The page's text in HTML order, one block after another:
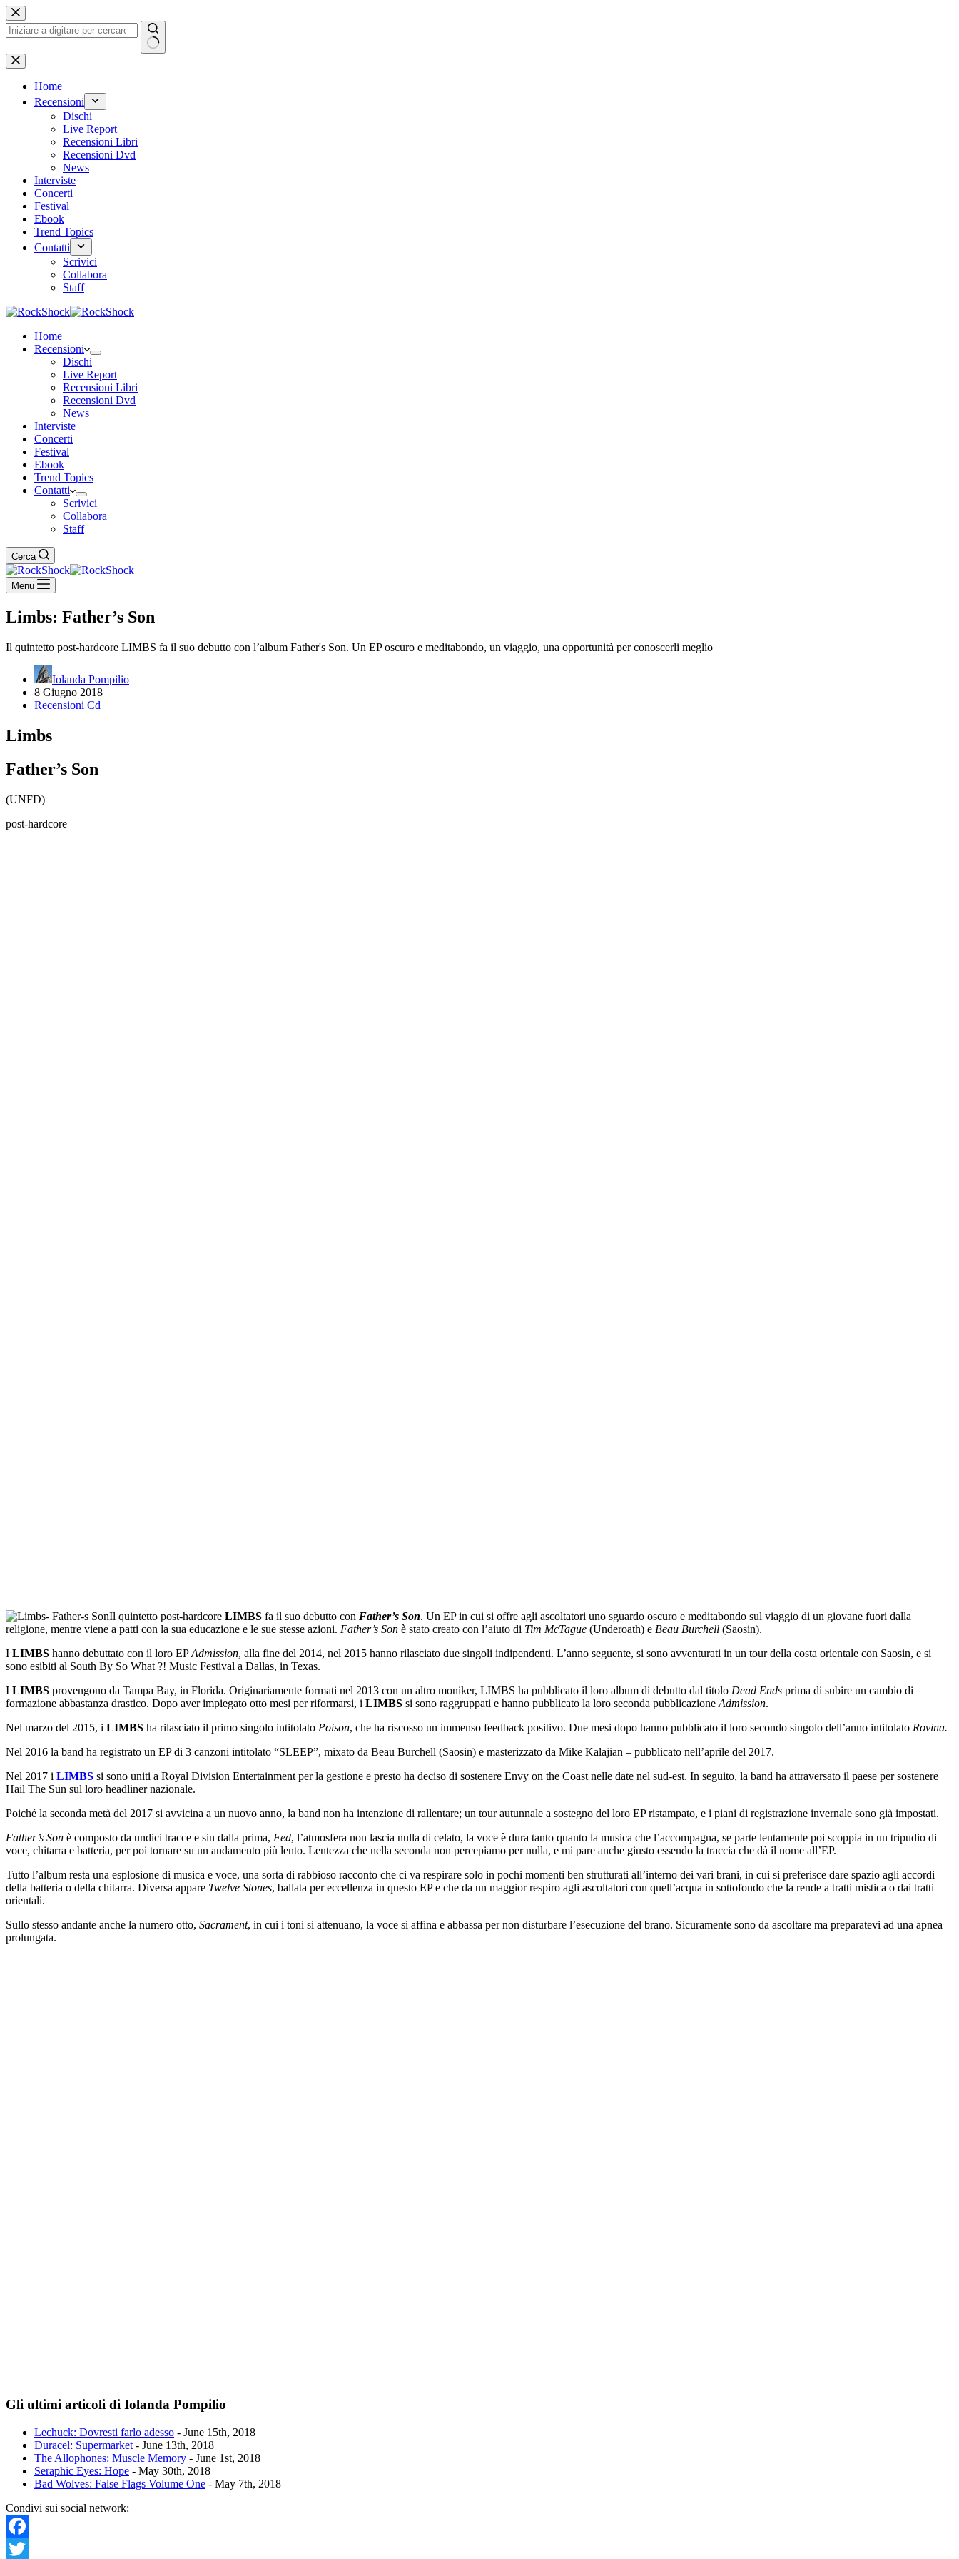
Salta
al
contenuto
Nessun
risultato
Home
Recensioni
Dischi
Live Report
Recensioni Libri
Recensioni Dvd
News
Interviste
Concerti
Festival
Ebook
Trend Topics
Contatti
Scrivici
Collabora
Staff
Home
Recensioni
Dischi
Live Report
Recensioni Libri
Recensioni Dvd
News
Interviste
Concerti
Festival
Ebook
Trend Topics
Contatti
Scrivici
Collabora
Staff
Cerca
Menu
Limbs: Father’s Son
Il quintetto post-hardcore LIMBS fa il suo debutto con l’album Father's Son. Un EP oscuro e meditabondo, un viaggio, una opportunità per conoscerli meglio
Iolanda Pompilio
8 Giugno 2018
Recensioni Cd
Limbs
Father’s Son
(UNFD)
post-hardcore
Il quintetto post-hardcore LIMBS fa il suo debutto con Father’s Son. Un EP in cui si offre agli ascoltatori uno sguardo oscuro e meditabondo sul viaggio di un giovane fuori dalla
religione, mentre viene a patti con la sua educazione e le sue stesse azioni. Father’s Son è stato creato con l’aiuto di Tim McTague (Underoath) e Beau Burchell (Saosin).
I LIMBS hanno debuttato con il loro EPAdmission, alla fine del 2014, nel 2015 hanno rilasciato due singoli indipendenti. L’anno seguente, si sono avventurati in un tour della costa orientale con Saosin, e si
sono esibiti al South By So What ?! Music Festival a Dallas, in Texas.
I LIMBS provengono da Tampa Bay, in Florida. Originariamente formati nel 2013 con un altro moniker, LIMBS ha pubblicato il loro album di debutto dal titolo Dead Ends prima di subire un cambio di
formazione abbastanza drastico. Dopo aver impiegato otto mesi per riformarsi, i LIMBS si sono raggruppati e hanno pubblicato la loro seconda pubblicazione Admission.
Nel marzo del 2015, i LIMBS ha rilasciato il primo singolo intitolato Poison, che ha riscosso un immenso feedback positivo. Due mesi dopo hanno pubblicato il loro secondo singolo dell’anno intitolato Rovina.
Nel 2016 la band ha registrato un EP di 3 canzoni intitolato “SLEEP”, mixato da Beau Burchell (Saosin) e masterizzato da Mike Kalajian – pubblicato nell’aprile del 2017.
Nel 2017 i LIMBS si sono uniti a Royal Division Entertainment per la gestione e presto ha deciso di sostenere Envy on the Coast nelle date nel sud-est. In seguito, la band ha attraversato il paese per sostenere
Hail The Sun sul loro headliner nazionale.
Poiché la seconda metà del 2017 si avvicina a un nuovo anno, la band non ha intenzione di rallentare; un tour autunnale a sostegno del loro EP ristampato, e i piani di registrazione invernale sono già impostati.
Father’s Son è composto da undici tracce e sin dalla prima, Fed, l’atmosfera non lascia nulla di celato, la voce è dura tanto quanto la musica che l’accompagna, se parte lentamente poi scoppia in un tripudio di
voce, chitarra e batteria, per poi tornare su un andamento più lento. Lentezza che nella seconda non percepiamo per nulla, e mi pare anche giusto essendo la traccia che dà il nome all’EP.
Tutto l’album resta una esplosione di musica e voce, una sorta di rabbioso racconto che ci va respirare solo in pochi momenti ben strutturati all’interno dei vari brani, in cui si preferisce dare spazio agli accordi
della batteria o della chitarra. Diversa appare Twelve Stones, ballata per eccellenza in questo EP e che da un maggior respiro agli ascoltatori con quell’acqua in sottofondo che la rende a tratti mistica o dai tratti
orientali.
Sullo stesso andante anche la numero otto, Sacrament, in cui i toni si attenuano, la voce si affina e abbassa per non disturbare l’esecuzione del brano. Sicuramente sono da ascoltare ma preparatevi ad una apnea
prolungata.
Gli ultimi articoli di Iolanda Pompilio
Lechuck: Dovresti farlo adesso - June 15th, 2018
Duracel: Supermarket - June 13th, 2018
The Allophones: Muscle Memory - June 1st, 2018
Seraphic Eyes: Hope - May 30th, 2018
Bad Wolves: False Flags Volume One - May 7th, 2018
Condivi sui social network:
Facebook